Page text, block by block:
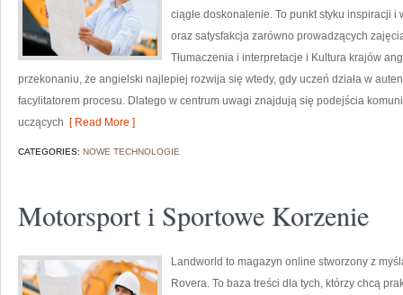
ciągłe doskonalenie. To punkt styku inspiracji
oraz satysfakcja zarówno prowadzących
Tłumaczenia i interpretacje i Kultura krajów
przekonaniu, że angielski najlepiej rozwija się wtedy, gdy uczeń działa w
facylitatorem procesu. Dlatego w centrum uwagi znajdują się podejścia
uczących [ Read More ]
CATEGORIES: NOWE TECHNOLOGIE
Motorsport i Sportowe Korzenie
Landworld to magazyn online stworzony z
Rovera. To baza treści dla tych, którzy chcą